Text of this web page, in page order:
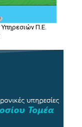
Π.Ε.